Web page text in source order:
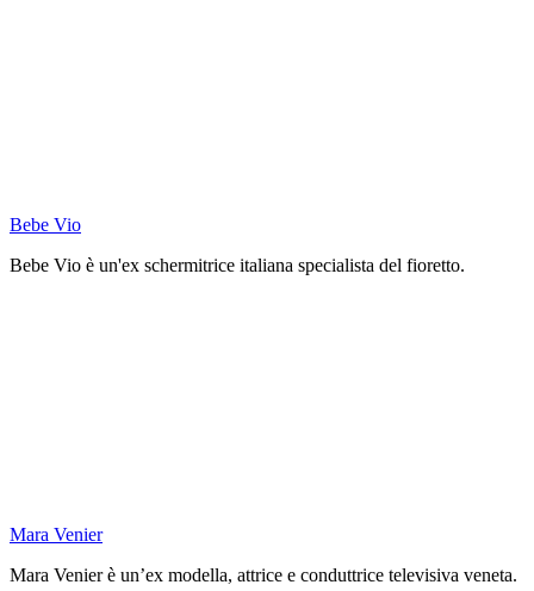
Bebe Vio
Bebe Vio è un'ex schermitrice italiana specialista del fioretto.
Mara Venier
Mara Venier è un’ex modella, attrice e conduttrice televisiva veneta.